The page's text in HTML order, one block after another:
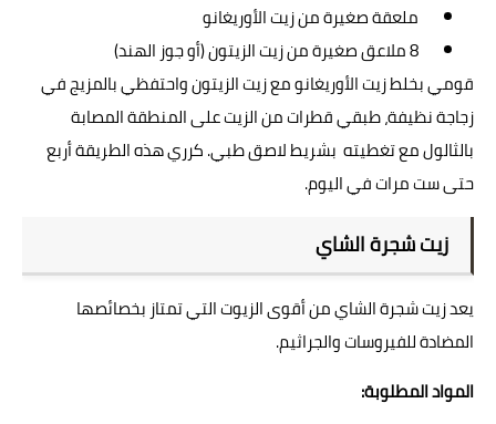
ملعقة صغيرة من زيت الأوريغانو
8 ملاعق صغيرة من زيت الزيتون (أو جوز الهند)
قومي بخلط زيت الأوريغانو مع زيت الزيتون واحتفظي بالمزيج في
زجاجة نظيفة، طبقي قطرات من الزيت على المنطقة المصابة
بالثالول مع تغطيته بشريط لاصق طبي. كرري هذه الطريقة أربع
حتى ست مرات في اليوم.
زيت شجرة الشاي
يعد زيت شجرة الشاي من أقوى الزيوت التي تمتاز بخصائصها
المضادة للفيروسات والجراثيم.
المواد المطلوبة: